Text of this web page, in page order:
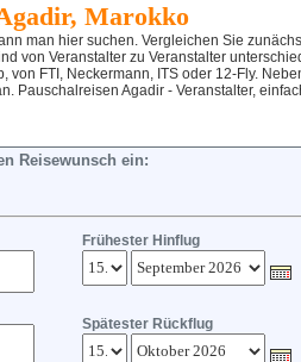
Marokko
man hier suchen. Vergleichen Sie
von Veranstalter zu Veranstalter
von FTI, Neckermann, ITS oder 12-Fly.
Pauschalreisen Agadir - Veranstalter,
Reisewunsch ein:
Frühester Hinflug
Spätester Rückflug